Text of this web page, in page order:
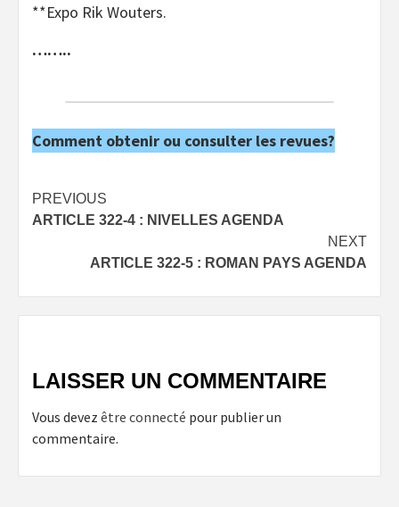
**Expo Rik Wouters.
……..
Comment obtenir ou consulter les revues?
Post
navigation
PREVIOUS
ARTICLE 322-4 : NIVELLES AGENDA
NEXT
ARTICLE 322-5 : ROMAN PAYS AGENDA
LAISSER UN COMMENTAIRE
Vous devez être connecté pour publier un
commentaire.